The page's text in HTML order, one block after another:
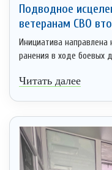
Подводное
ветеранам СВО
Инициатива
ранения в ходе боевых
Читать далее